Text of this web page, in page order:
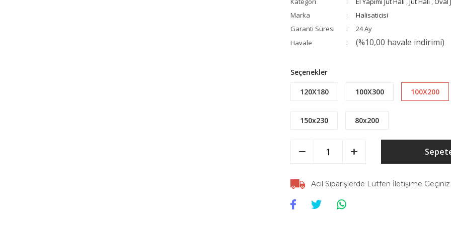
Marka
Halisaticisi
Garanti Süresi
24 Ay
Havale
(%10,00 havale indirimi)
Seçenekler
120X180 100X300 100X200
150x230 80x200
Acil Siparişlerde Lütfen İletişime Geçiniz